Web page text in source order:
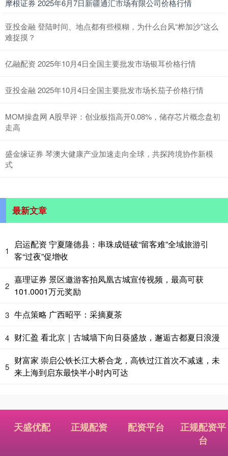
摩根证券 2025年6月7日新疆通汇市场有限公司价格行情
亚投金融 登陆时间、地点都有些模糊，为什么台风“桦加沙”这么
难捉摸？
亿融配资 2025年10月4日全国主要批发市场银耳价格行情
亚投金融 2025年10月4日全国主要批发市场长茄子价格行情
MOM操盘网 A股早评：创业板指高开0.08%，储存芯片概念盘初
走高
盛金缘证券 琴澳大健康产业加速走向全球，共探跨境协作新模
式
最新文章
1
启运配资 宁夏隆德县：串珠成链破“留客难”全域旅游引
客“过夜”促增收
2
嘉理证券 景区邀游客拍凤凰古城宣传视频，最高可获
101.0001万元奖励
3 牛点策略 广西昭平：采摘夏茶
4 财汇盈 看北京｜古城墙下向日葵盛放，邂逅古都夏日浪漫
5
财富家 崇启公铁长江大桥合龙，高铁过江首次不减速，未
来上海到启东最快半小时内可达
天盛优配 正规配资 配资平台
正规配资平
台